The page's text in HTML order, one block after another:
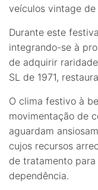
veículos vintage
Durante este
integrando-se à
de adquirir
SL de 1971,
O clima festivo à
movimentação de
aguardam
cujos recursos
de tratamento
dependência.